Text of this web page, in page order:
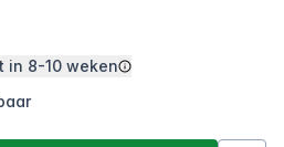
in 8-10 weken